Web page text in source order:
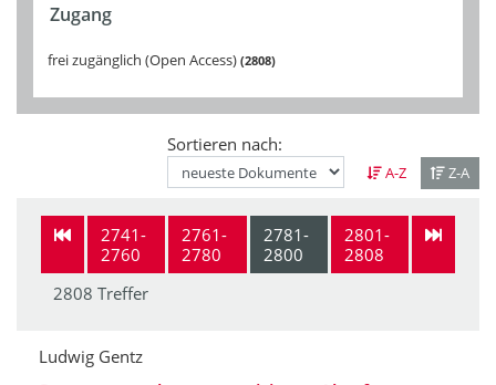
Zugang
frei zugänglich (Open Access) 2808
Sortieren nach:
A-Z Z-A
2741-
2760
2761-
2780
2781-
2800
2801-
2808
2808 Treffer
Ludwig Gentz